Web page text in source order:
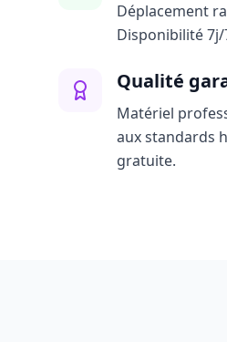
Déplacement
Disponibilité
Qualité
Matériel
aux standards
gratuite.